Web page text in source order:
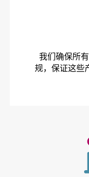
我们确保所
规，保证这些